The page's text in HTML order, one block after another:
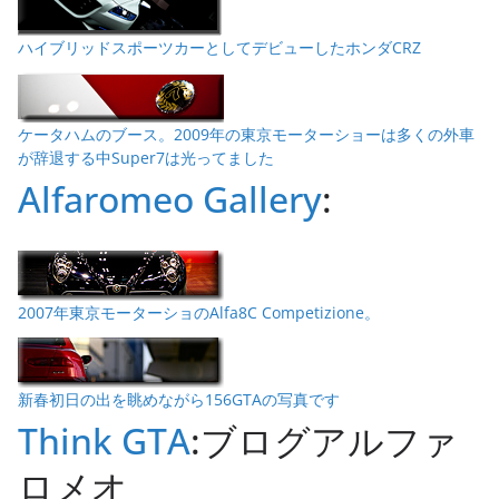
ハイブリッドスポーツカーとしてデビューしたホンダCRZ
ケータハムのブース。2009年の東京モーターショーは多くの外車
が辞退する中Super7は光ってました
Alfaromeo Gallery:
2007年東京モーターショのAlfa8C Competizione。
新春初日の出を眺めながら156GTAの写真です
Think GTA:ブログアルファ
ロメオ